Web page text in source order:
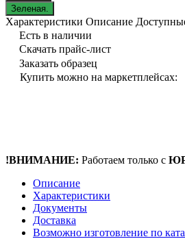
Зеленая.
Характеристики Описание
Есть в наличии
Скачать прайс-лист
Заказать образец
Купить можно на маркетплейсах:
!ВНИМАНИЕ: Работаем только с
Описание
Характеристики
Документы
Доставка
Возможно изготовление по